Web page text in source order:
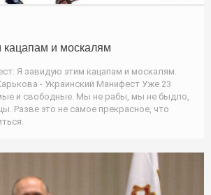
кацапам и москалям
Я завидую этим кацапам и москалям.
- Украинский Манифест Уже 23
и свободные. Мы не рабы, мы не быдло,
Разве это не самое прекрасное, что